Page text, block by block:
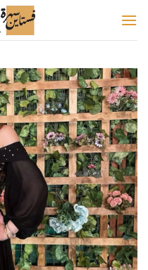
للمحتوى